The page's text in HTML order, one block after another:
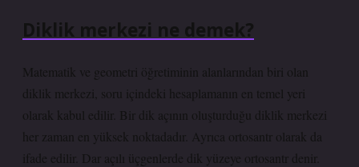
Diklik merkezi ne demek?
Matematik ve geometri öğretiminin alanlarından biri olan
diklik merkezi, soru içindeki hesaplamanın en temel yeri
olarak kabul edilir. Bir dik açının oluşturduğu diklik merkezi
her zaman en yüksek noktadadır. Ayrıca ortosantr olarak da
ifade edilir. Dar açılı üçgenlerde dik yüzeye ortosantr denir.